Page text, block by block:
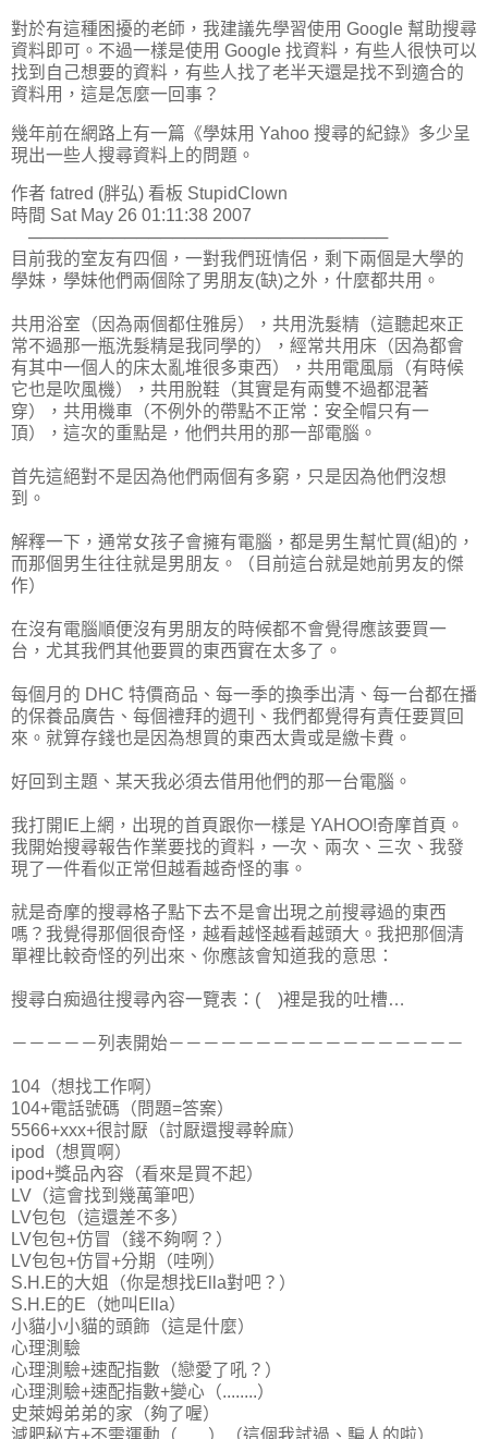
對於有這種困擾的老師，我建議先學習使用 Google 幫助搜尋
資料即可。不過一樣是使用 Google 找資料，有些人很快可以
找到自己想要的資料，有些人找了老半天還是找不到適合的
資料用，這是怎麼一回事？
幾年前在網路上有一篇《學妹用 Yahoo 搜尋的紀錄》多少呈
現出一些人搜尋資料上的問題。
作者 fatred (胖弘) 看板 StupidClown
時間 Sat May 26 01:11:38 2007
──────────────────────────────
目前我的室友有四個，一對我們班情侶，剩下兩個是大學的
學妹，學妹他們兩個除了男朋友(缺)之外，什麼都共用。
共用浴室（因為兩個都住雅房），共用洗髮精（這聽起來正
常不過那一瓶洗髮精是我同學的），經常共用床（因為都會
有其中一個人的床太亂堆很多東西），共用電風扇（有時候
它也是吹風機），共用脫鞋（其實是有兩雙不過都混著
穿），共用機車（不例外的帶點不正常：安全帽只有一
頂），這次的重點是，他們共用的那一部電腦。
首先這絕對不是因為他們兩個有多窮，只是因為他們沒想
到。
解釋一下，通常女孩子會擁有電腦，都是男生幫忙買(組)的，
而那個男生往往就是男朋友。（目前這台就是她前男友的傑
作）
在沒有電腦順便沒有男朋友的時候都不會覺得應該要買一
台，尤其我們其他要買的東西實在太多了。
每個月的 DHC 特價商品、每一季的換季出清、每一台都在播
的保養品廣告、每個禮拜的週刊、我們都覺得有責任要買回
來。就算存錢也是因為想買的東西太貴或是繳卡費。
好回到主題、某天我必須去借用他們的那一台電腦。
我打開IE上網，出現的首頁跟你一樣是 YAHOO!奇摩首頁。
我開始搜尋報告作業要找的資料，一次、兩次、三次、我發
現了一件看似正常但越看越奇怪的事。
就是奇摩的搜尋格子點下去不是會出現之前搜尋過的東西
嗎？我覺得那個很奇怪，越看越怪越看越頭大。我把那個清
單裡比較奇怪的列出來、你應該會知道我的意思：
搜尋白痴過往搜尋內容一覽表：( )裡是我的吐槽…
－－－－－列表開始－－－－－－－－－－－－－－－－－
104（想找工作啊）
104+電話號碼（問題=答案）
5566+xxx+很討厭（討厭還搜尋幹麻）
ipod（想買啊）
ipod+獎品內容（看來是買不起）
LV（這會找到幾萬筆吧）
LV包包（這還差不多）
LV包包+仿冒（錢不夠啊？）
LV包包+仿冒+分期（哇咧）
S.H.E的大姐（你是想找Ella對吧？）
S.H.E的E（她叫Ella）
小貓小小貓的頭飾（這是什麼）
心理測驗
心理測驗+速配指數（戀愛了吼？）
心理測驗+速配指數+變心（........）
史萊姆弟弟的家（夠了喔）